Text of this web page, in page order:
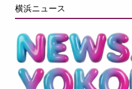
横浜ニュース